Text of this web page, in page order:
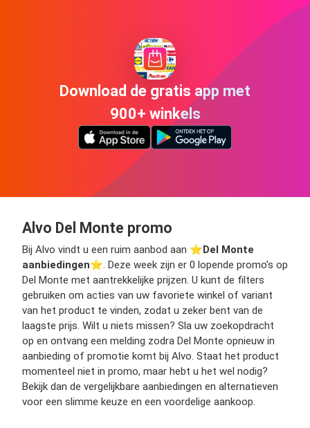
Download de gratis app met
900+ winkels
Alvo Del Monte promo
Bij Alvo vindt u een ruim aanbod aan ⭐️Del Monte
aanbiedingen⭐️. Deze week zijn er 0 lopende promo’s op
Del Monte met aantrekkelijke prijzen. U kunt de filters
gebruiken om acties van uw favoriete winkel of variant
van het product te vinden, zodat u zeker bent van de
laagste prijs. Wilt u niets missen? Sla uw zoekopdracht
op en ontvang een melding zodra Del Monte opnieuw in
aanbieding of promotie komt bij Alvo. Staat het product
momenteel niet in promo, maar hebt u het wel nodig?
Bekijk dan de vergelijkbare aanbiedingen en alternatieven
voor een slimme keuze en een voordelige aankoop.